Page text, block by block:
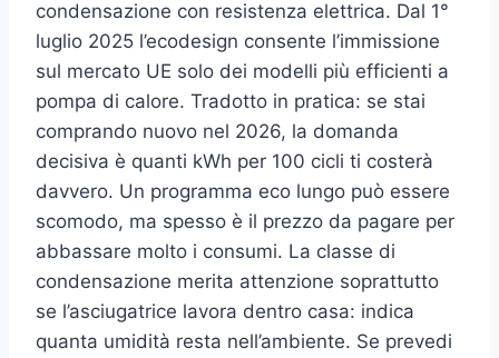
condensazione con resistenza elettrica. Dal 1°
luglio 2025 l’ecodesign consente l’immissione
sul mercato UE solo dei modelli più efficienti a
pompa di calore. Tradotto in pratica: se stai
comprando nuovo nel 2026, la domanda
decisiva è quanti kWh per 100 cicli ti costerà
davvero. Un programma eco lungo può essere
scomodo, ma spesso è il prezzo da pagare per
abbassare molto i consumi. La classe di
condensazione merita attenzione soprattutto
se l’asciugatrice lavora dentro casa: indica
quanta umidità resta nell’ambiente. Se prevedi